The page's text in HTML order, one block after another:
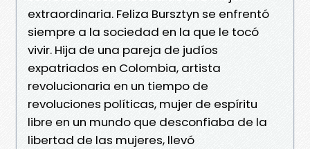
extraordinaria. Feliza Bursztyn se enfrentó
siempre a la sociedad en la que le tocó
vivir. Hija de una pareja de judíos
expatriados en Colombia, artista
revolucionaria en un tiempo de
revoluciones políticas, mujer de espíritu
libre en un mundo que desconfiaba de la
libertad de las mujeres, llevó